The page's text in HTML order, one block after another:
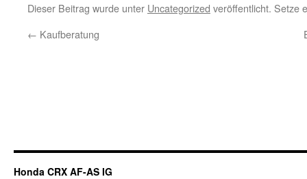
Dieser Beitrag wurde unter Uncategorized veröffentlicht. Setze
← Kaufberatung
Honda CRX AF-AS IG